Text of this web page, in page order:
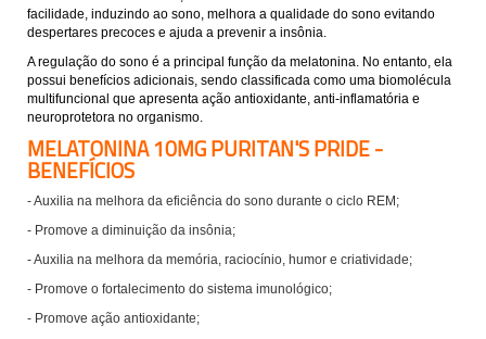
facilidade, induzindo ao sono, melhora a qualidade do sono evitando
despertares precoces e ajuda a prevenir a insônia.
A regulação do sono é a principal função da melatonina. No entanto, ela
possui benefícios adicionais, sendo classificada como uma biomolécula
multifuncional que apresenta ação antioxidante, anti-inflamatória e
neuroprotetora no organismo.
MELATONINA 10MG PURITAN'S PRIDE -
BENEFÍCIOS
- Auxilia na melhora da eficiência do sono durante o ciclo REM;
- Promove a diminuição da insônia;
- Auxilia na melhora da memória, raciocínio, humor e criatividade;
- Promove o fortalecimento do sistema imunológico;
- Promove ação antioxidante;